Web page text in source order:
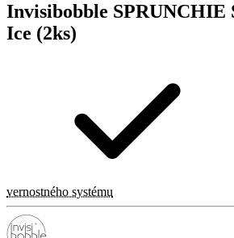
Invisibobble SPRUNCHIE
Ice (2ks)
vernostného systému